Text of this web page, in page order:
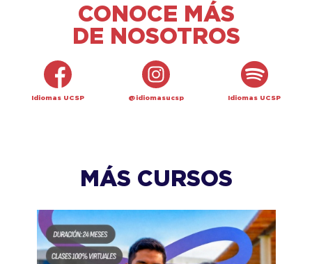
CONOCE MÁS
DE NOSOTROS
Idiomas UCSP @idiomasucsp Idiomas UCSP
MÁS CURSOS